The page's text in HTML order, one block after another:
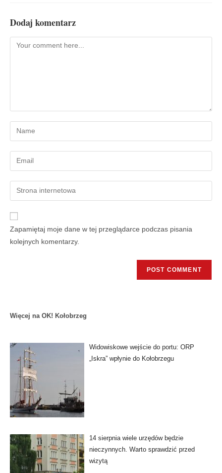
Dodaj komentarz
Zapamiętaj moje dane w tej przeglądarce podczas pisania
kolejnych komentarzy.
Więcej na OK! Kołobrzeg
Widowiskowe wejście do portu: ORP
„Iskra” wpłynie do Kołobrzegu
14 sierpnia wiele urzędów będzie
nieczynnych. Warto sprawdzić przed
wizytą